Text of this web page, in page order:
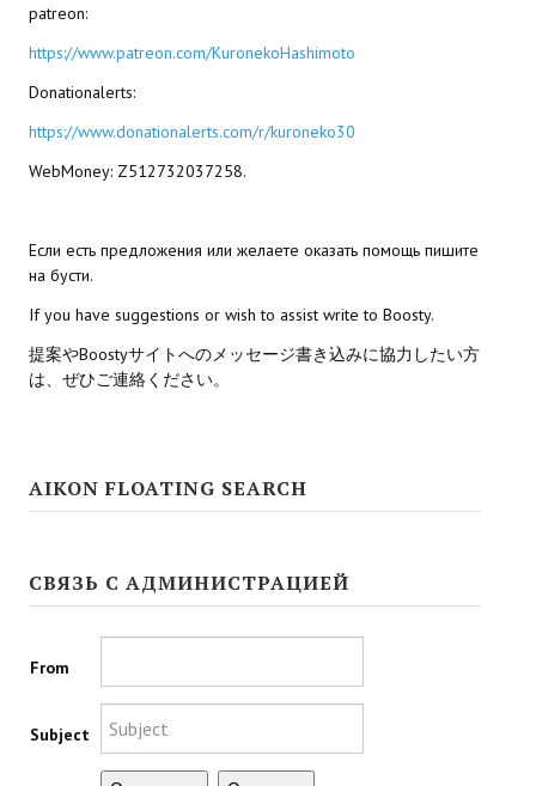
Dragon Age: Origins
Dragon Age 2
GTA 5
Mass Effect Andromeda
Neverwinter Nights 1
Sims 3
Star Wars Jedi Knight: Dark Force II
Star Wars Knights of the Old Republic 1
Star Wars Knights of the Old Republic 2
Titan Quest Immortal Throne
patreon:
https://www.patreon.com/KuronekoHashimoto
Donationalerts:
https://www.donationalerts.com/r/kuroneko30
WebMoney: Z512732037258.
Если есть предложения или желаете оказать помощь пишите
на бусти.
If you have suggestions or wish to assist write to Boosty.
提案やBoostyサイトへのメッセージ書き込みに協力したい方
は、ぜひご連絡ください。
AIKON FLOATING SEARCH
СВЯЗЬ С АДМИНИСТРАЦИЕЙ
From
Subject